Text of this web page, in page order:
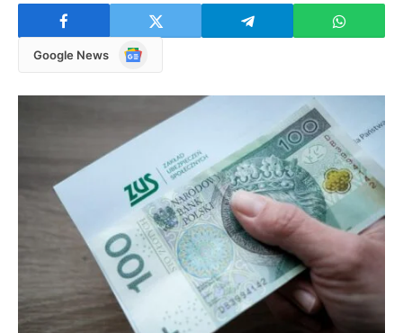
Google News
Google